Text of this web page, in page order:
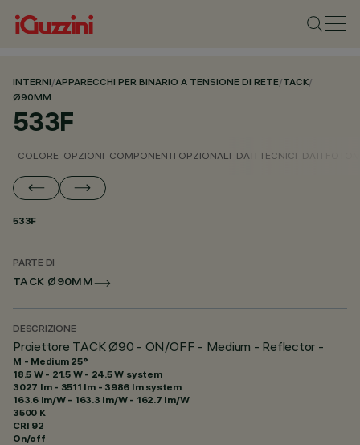
INTERNI/APPARECCHI PER BINARIO A TENSIONE DI RETE/TACK/
Ø90MM
533F
COLORE OPZIONI COMPONENTI OPZIONALI DATI TECNICI DATI
533F
PARTE DI
TACK Ø90MM
DESCRIZIONE
Proiettore TACK Ø90 - ON/OFF - Medium - Reflector -
M - Medium 25°
18.5 W - 21.5 W - 24.5 W system
3027 lm - 3511 lm - 3986 lm system
163.6 lm/W - 163.3 lm/W - 162.7 lm/W
3500 K
CRI 92
On/off